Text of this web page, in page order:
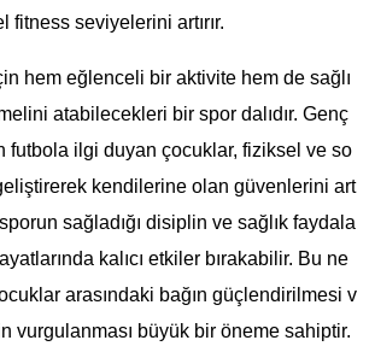
fitness seviyelerini artırır.
hem eğlenceli bir aktivite hem de sağlı
atabilecekleri bir spor dalıdır. Genç
futbola ilgi duyan çocuklar, fiziksel ve so
kendilerine olan güvenlerini art
sağladığı disiplin ve sağlık faydala
kalıcı etkiler bırakabilir. Bu ne
arasındaki bağın güçlendirilmesi v
vurgulanması büyük bir öneme sahiptir.